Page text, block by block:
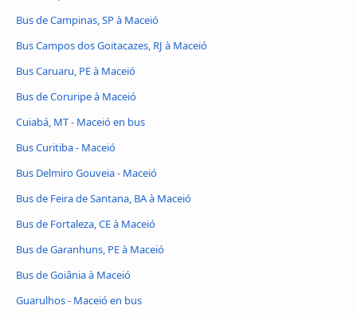
Bus de Campinas, SP à Maceió
Bus Campos dos Goitacazes, RJ à Maceió
Bus Caruaru, PE à Maceió
Bus de Coruripe à Maceió
Cuiabá, MT - Maceió en bus
Bus Curitiba - Maceió
Bus Delmiro Gouveia - Maceió
Bus de Feira de Santana, BA à Maceió
Bus de Fortaleza, CE à Maceió
Bus de Garanhuns, PE à Maceió
Bus de Goiânia à Maceió
Guarulhos - Maceió en bus